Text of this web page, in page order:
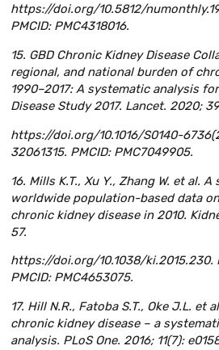
https://doi.org/10.5812/
PMCID: PMC4318016.
15. GBD Chronic Kidney Disease
regional, and national burden of
1990–2017: A systematic analysis
Disease Study 2017. Lancet. 2020;
https://doi.org/10.1016/S0140-
32061315. PMCID: PMC7049905.
16. Mills K.T., Xu Y., Zhang W. et al.
worldwide population-based data
chronic kidney disease in 2010.
57.
https://doi.org/10.1038/ki.2015.230.
PMCID: PMC4653075.
17. Hill N.R., Fatoba S.T., Oke J.L. et
chronic kidney disease – a
analysis. PLoS One. 2016; 11(7):